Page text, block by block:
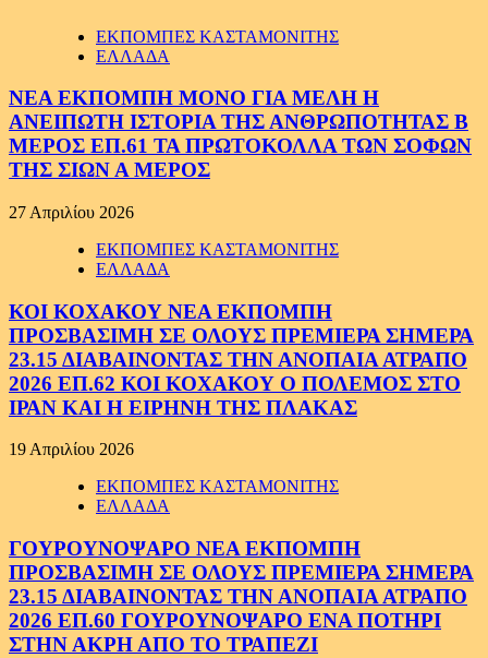
ΕΚΠΟΜΠΕΣ ΚΑΣΤΑΜΟΝΙΤΗΣ
ΕΛΛΑΔΑ
ΝΕΑ ΕΚΠΟΜΠΗ ΜΟΝΟ ΓΙΑ ΜΕΛΗ Η
ΑΝΕΙΠΩΤΗ ΙΣΤΟΡΙΑ ΤΗΣ ΑΝΘΡΩΠΟΤΗΤΑΣ Β
ΜΕΡΟΣ ΕΠ.61 ΤΑ ΠΡΩΤΟΚΟΛΛΑ ΤΩΝ ΣΟΦΩΝ
ΤΗΣ ΣΙΩΝ Α ΜΕΡΟΣ
27 Απριλίου 2026
ΕΚΠΟΜΠΕΣ ΚΑΣΤΑΜΟΝΙΤΗΣ
ΕΛΛΑΔΑ
ΚΟΙ ΚΟΧΑΚΟΥ ΝΕΑ ΕΚΠΟΜΠΗ
ΠΡΟΣΒΑΣΙΜΗ ΣΕ ΟΛΟΥΣ ΠΡΕΜΙΕΡΑ ΣΗΜΕΡΑ
23.15 ΔΙΑΒΑΙΝΟΝΤΑΣ ΤΗΝ ΑΝΟΠΑΙΑ ΑΤΡΑΠΟ
2026 ΕΠ.62 ΚΟΙ ΚΟΧΑΚΟΥ Ο ΠΟΛΕΜΟΣ ΣΤΟ
ΙΡΑΝ ΚΑΙ Η ΕΙΡΗΝΗ ΤΗΣ ΠΛΑΚΑΣ
19 Απριλίου 2026
ΕΚΠΟΜΠΕΣ ΚΑΣΤΑΜΟΝΙΤΗΣ
ΕΛΛΑΔΑ
ΓΟΥΡΟΥΝΟΨΑΡΟ ΝΕΑ ΕΚΠΟΜΠΗ
ΠΡΟΣΒΑΣΙΜΗ ΣΕ ΟΛΟΥΣ ΠΡΕΜΙΕΡΑ ΣΗΜΕΡΑ
23.15 ΔΙΑΒΑΙΝΟΝΤΑΣ ΤΗΝ ΑΝΟΠΑΙΑ ΑΤΡΑΠΟ
2026 ΕΠ.60 ΓΟΥΡΟΥΝΟΨΑΡΟ ΕΝΑ ΠΟΤΗΡΙ
ΣΤΗΝ ΑΚΡΗ ΑΠΟ ΤΟ ΤΡΑΠΕΖΙ